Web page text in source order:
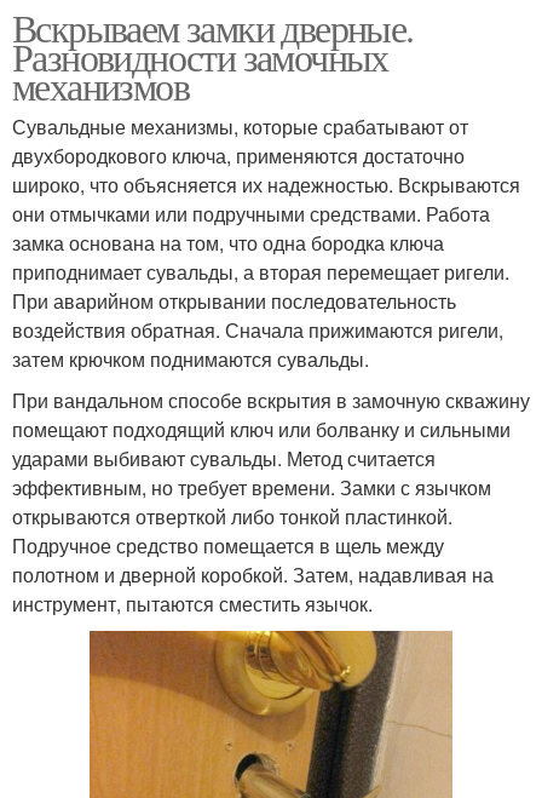
Вскрываем замки дверные.
Разновидности замочных
механизмов
Сувальдные механизмы, которые срабатывают от
двухбородкового ключа, применяются достаточно
широко, что объясняется их надежностью. Вскрываются
они отмычками или подручными средствами. Работа
замка основана на том, что одна бородка ключа
приподнимает сувальды, а вторая перемещает ригели.
При аварийном открывании последовательность
воздействия обратная. Сначала прижимаются ригели,
затем крючком поднимаются сувальды.
При вандальном способе вскрытия в замочную скважину
помещают подходящий ключ или болванку и сильными
ударами выбивают сувальды. Метод считается
эффективным, но требует времени. Замки с язычком
открываются отверткой либо тонкой пластинкой.
Подручное средство помещается в щель между
полотном и дверной коробкой. Затем, надавливая на
инструмент, пытаются сместить язычок.